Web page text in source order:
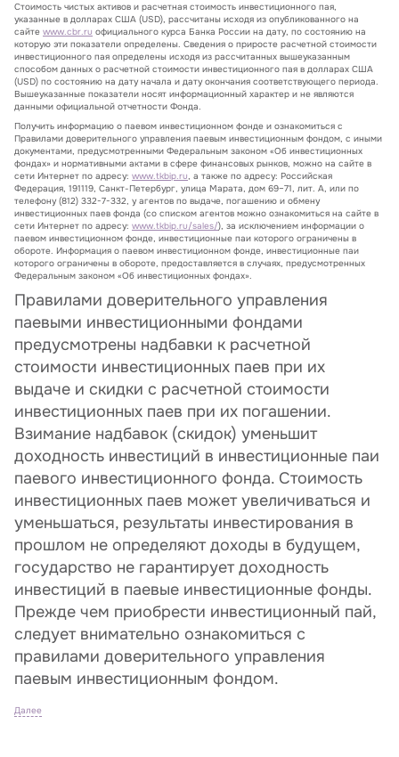
Стоимость чистых активов и расчетная стоимость инвестиционного пая,
указанные в долларах США (USD), рассчитаны исходя из опубликованного на
сайте www.cbr.ru официального курса Банка России на дату, по состоянию на
которую эти показатели определены. Сведения о приросте расчетной стоимости
инвестиционного пая определены исходя из рассчитанных вышеуказанным
способом данных о расчетной стоимости инвестиционного пая в долларах США
(USD) по состоянию на дату начала и дату окончания соответствующего периода.
Вышеуказанные показатели носят информационный характер и не являются
данными официальной отчетности Фонда.
Получить информацию о паевом инвестиционном фонде и ознакомиться с
Правилами доверительного управления паевым инвестиционным фондом, с иными
документами, предусмотренными Федеральным законом «Об инвестиционных
фондах» и нормативными актами в сфере финансовых рынков, можно на сайте в
сети Интернет по адресу: www.tkbip.ru, а также по адресу: Российская
Федерация, 191119, Санкт-Петербург, улица Марата, дом 69–71, лит. А, или по
телефону (812) 332-7-332, у агентов по выдаче, погашению и обмену
инвестиционных паев фонда (со списком агентов можно ознакомиться на сайте в
сети Интернет по адресу: www.tkbip.ru/sales/), за исключением информации о
паевом инвестиционном фонде, инвестиционные паи которого ограничены в
обороте. Информация о паевом инвестиционном фонде, инвестиционные паи
которого ограничены в обороте, предоставляется в случаях, предусмотренных
Федеральным законом «Об инвестиционных фондах».
Правилами доверительного управления
паевыми инвестиционными фондами
предусмотрены надбавки к расчетной
стоимости инвестиционных паев при их
выдаче и скидки с расчетной стоимости
инвестиционных паев при их погашении.
Взимание надбавок (скидок) уменьшит
доходность инвестиций в инвестиционные паи
паевого инвестиционного фонда. Стоимость
инвестиционных паев может увеличиваться и
уменьшаться, результаты инвестирования в
прошлом не определяют доходы в будущем,
государство не гарантирует доходность
инвестиций в паевые инвестиционные фонды.
Прежде чем приобрести инвестиционный пай,
следует внимательно ознакомиться с
правилами доверительного управления
паевым инвестиционным фондом.
Далее